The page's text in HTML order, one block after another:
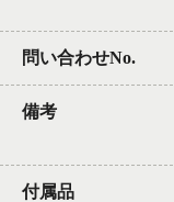
問い合わせNo.
備考
付属品